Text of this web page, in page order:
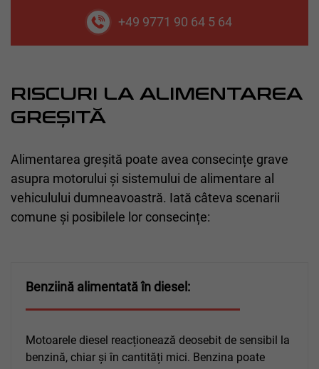
+49 9771 90 64 5 64
RISCURI LA ALIMENTAREA
GREȘITĂ
Alimentarea greșită poate avea consecințe grave
asupra motorului și sistemului de alimentare al
vehiculului dumneavoastră. Iată câteva scenarii
comune și posibilele lor consecințe:
Benziină alimentată în diesel:
Motoarele diesel reacționează deosebit de sensibil la
benzină, chiar și în cantități mici. Benzina poate